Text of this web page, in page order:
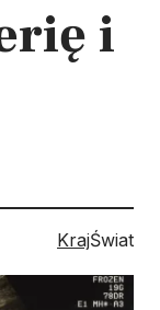
i
KrajŚwiat